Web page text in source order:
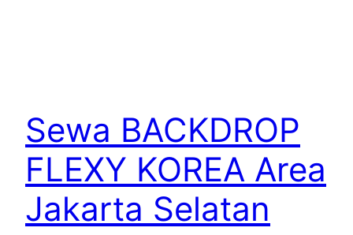
Sewa BACKDROP
FLEXY KOREA Area
Jakarta Selatan